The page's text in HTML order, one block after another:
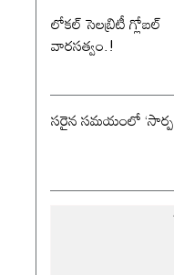
లోకల్ సెలబ్రిటీ గ్లోబల్
వారసత్వం.!
సరైన సమయంలో